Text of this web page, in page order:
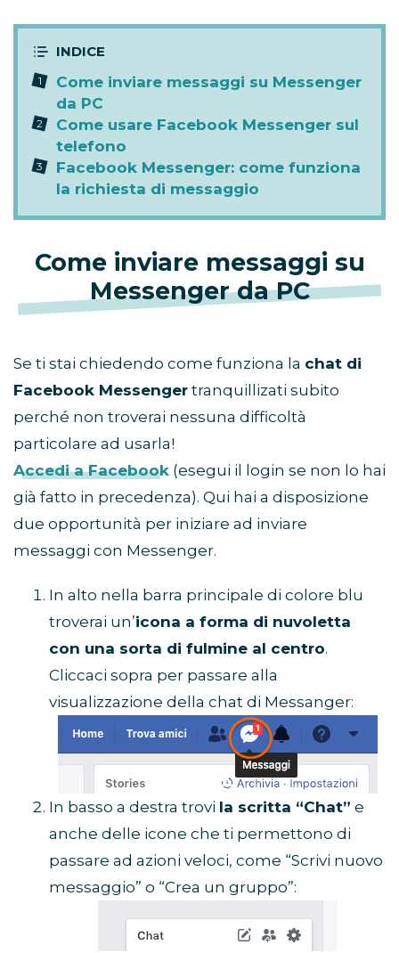
Come inviare messaggi su Messenger
da PC
Come usare Facebook Messenger sul
telefono
Facebook Messenger: come funziona
la richiesta di messaggio
Come inviare messaggi su
Messenger da PC
Se ti stai chiedendo come funziona la chat di
Facebook Messenger tranquillizati subito
perché non troverai nessuna difficoltà
particolare ad usarla!
Accedi a Facebook (esegui il login se non lo hai
già fatto in precedenza). Qui hai a disposizione
due opportunità per iniziare ad inviare
messaggi con Messenger.
In alto nella barra principale di colore blu
troverai un’icona a forma di nuvoletta
con una sorta di fulmine al centro.
Cliccaci sopra per passare alla
visualizzazione della chat di Messanger:
In basso a destra trovi la scritta “Chat” e
anche delle icone che ti permettono di
passare ad azioni veloci, come “Scrivi nuovo
messaggio” o “Crea un gruppo”: